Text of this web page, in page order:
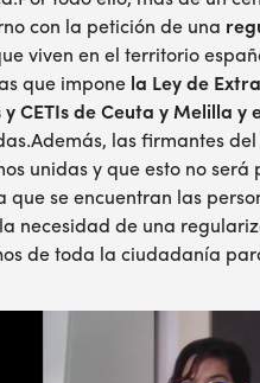
con la petición de una
viven en el territorio
que imponela Ley de
CETIs de Ceuta y Melilla y
las firmantes
unidas y que esto no
se encuentran las
necesidad de una
de toda la ciudadanía